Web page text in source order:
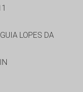
LOPES DA